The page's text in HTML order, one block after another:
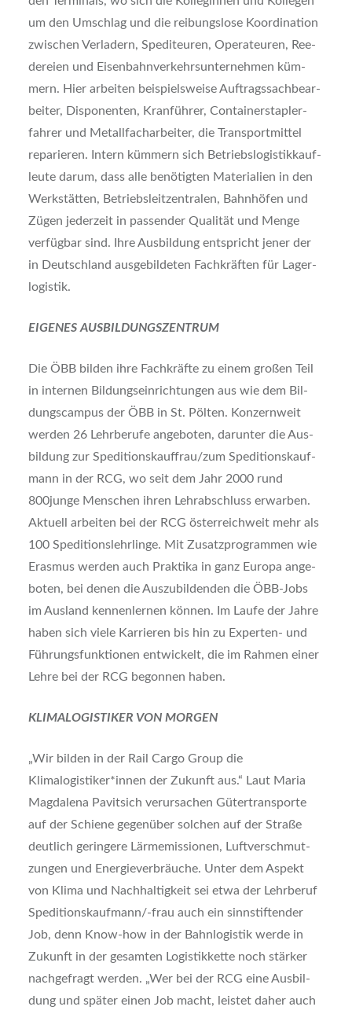
um den Umschlag und die rei­bungs­lo­se Koor­di­na­ti­on
zwi­schen Ver­la­dern, Spe­di­teu­ren, Ope­ra­teu­ren, Ree­
de­rei­en und Eisen­bahn­ver­kehrs­un­ter­neh­men küm­
mern. Hier arbei­ten bei­spiels­wei­se Auf­trags­sach­be­ar­
bei­ter, Dis­po­nen­ten, Kran­füh­rer, Con­tai­ner­stap­ler­
fah­rer und Metall­fach­ar­bei­ter, die Trans­port­mit­tel
repa­rie­ren. Intern küm­mern sich Betriebs­lo­gis­tik­kauf­
leu­te dar­um, dass alle benö­tig­ten Mate­ria­li­en in den
Werk­stät­ten, Betriebs­leit­zen­tra­len, Bahn­hö­fen und
Zügen jeder­zeit in pas­sen­der Qua­li­tät und Men­ge
ver­füg­bar sind. Ihre Aus­bil­dung ent­spricht jener der
in Deutsch­land aus­ge­bil­de­ten Fach­kräf­ten für Lager­
lo­gis­tik.
EIGENES AUSBILDUNGSZENTRUM
Die ÖBB bil­den ihre Fach­kräf­te zu einem gro­ßen Teil
in inter­nen Bil­dungs­ein­rich­tun­gen aus wie dem Bil­
dungs­cam­pus der ÖBB in St. Pöl­ten. Kon­zern­weit
wer­den 26 Lehr­be­ru­fe ange­bo­ten, dar­un­ter die Aus­
bil­dung zur Speditionskauffrau/zum Spe­di­ti­ons­kauf­
mann in der RCG, wo seit dem Jahr 2000 rund
800junge Men­schen ihren Lehr­ab­schluss erwar­ben.
Aktu­ell arbei­ten bei der RCG öster­reich­weit mehr als
100 Spe­di­ti­ons­lehr­lin­ge. Mit Zusatz­pro­gram­men wie
Eras­mus wer­den auch Prak­ti­ka in ganz Euro­pa ange­
bo­ten, bei denen die Aus­zu­bil­den­den die ÖBB-Jobs
im Aus­land ken­nen­ler­nen kön­nen. Im Lau­fe der Jah­re
haben sich vie­le Kar­rie­ren bis hin zu Exper­ten- und
Füh­rungs­funk­tio­nen ent­wi­ckelt, die im Rah­men einer
Leh­re bei der RCG begon­nen haben.
KLIMALOGISTIKER VON MORGEN
„Wir bil­den in der Rail Car­go Group die
Klimalogistiker*innen der Zukunft aus.“ Laut Maria
Mag­da­le­na Pavit­sich ver­ur­sa­chen Güter­trans­por­te
auf der Schie­ne gegen­über sol­chen auf der Stra­ße
deut­lich gerin­ge­re Lärm­emis­sio­nen, Luft­ver­schmut­
zun­gen und Ener­gie­ver­bräu­che. Unter dem Aspekt
von Kli­ma und Nach­hal­tig­keit sei etwa der Lehr­be­ruf
Spe­di­ti­ons­kauf­man­n/-frau auch ein sinn­stif­ten­der
Job, denn Know-how in der Bahn­lo­gis­tik wer­de in
Zukunft in der gesam­ten Logis­tik­ket­te noch stär­ker
nach­ge­fragt wer­den. „Wer bei der RCG eine Aus­bil­
dung und spä­ter einen Job macht, leis­tet daher auch